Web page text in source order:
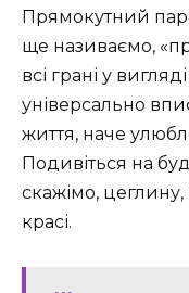
Прямокутний
ще називаємо,
всі грані у
універсально
життя, наче
Подивіться на
скажімо, цеглину,
красі.